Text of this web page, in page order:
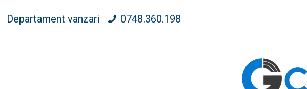
Departament vanzari 0748.360.198